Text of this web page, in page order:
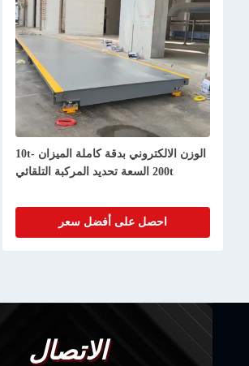
الوزن الالكتروني بدقة كاملة الميزان 10t-
200t السعة تحديد المركبة التلقائي
احصل على أفضل سعر
الاتصال